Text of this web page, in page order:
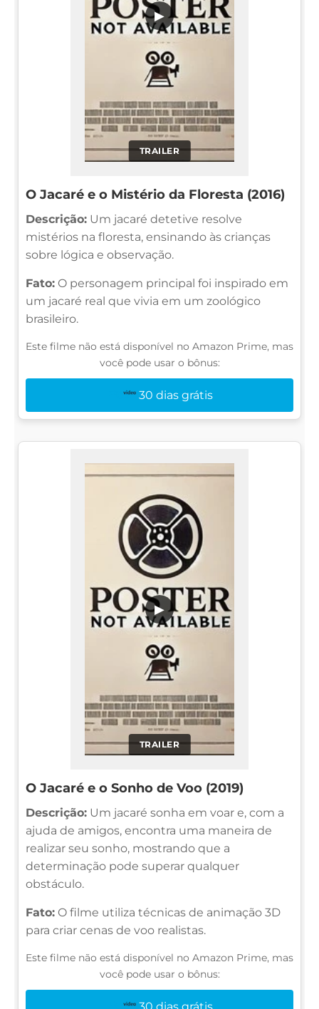
TRAILER
▶
O Jacaré e o Mistério da Floresta (2016)
Descrição: Um jacaré detetive resolve
mistérios na floresta, ensinando às crianças
sobre lógica e observação.
Fato: O personagem principal foi inspirado em
um jacaré real que vivia em um zoológico
brasileiro.
Este filme não está disponível no Amazon Prime, mas
você pode usar o bônus:
30 dias grátis
TRAILER
▶
O Jacaré e o Sonho de Voo (2019)
Descrição: Um jacaré sonha em voar e, com a
ajuda de amigos, encontra uma maneira de
realizar seu sonho, mostrando que a
determinação pode superar qualquer
obstáculo.
Fato: O filme utiliza técnicas de animação 3D
para criar cenas de voo realistas.
Este filme não está disponível no Amazon Prime, mas
você pode usar o bônus:
30 dias grátis